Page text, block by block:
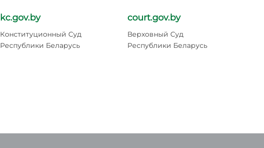
kc.gov.by
Конституционный Суд
Республики Беларусь
court.gov.by
Верховный Суд
Республики Беларусь